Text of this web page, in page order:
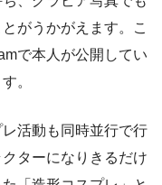
がうかがえます。こ
で本人が公開してい
。
活動も同時並行で行
ターになりきるだけ